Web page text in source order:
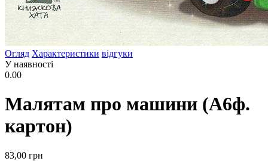
Огляд Характеристики відгуки
У наявності
0.00
Малятам про машини (А6ф.
картон)
83,00 грн